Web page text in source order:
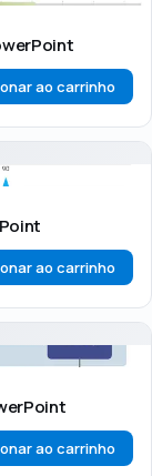
ao carrinho
ao carrinho
ao carrinho